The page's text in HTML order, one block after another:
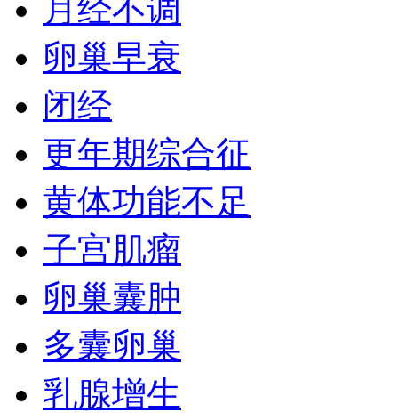
月经不调
卵巢早衰
闭经
更年期综合征
黄体功能不足
子宫肌瘤
卵巢囊肿
多囊卵巢
乳腺增生